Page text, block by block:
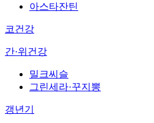
아스타잔틴
코건강
간·위건강
밀크씨슬
그린세라·꾸지뽕
갱년기